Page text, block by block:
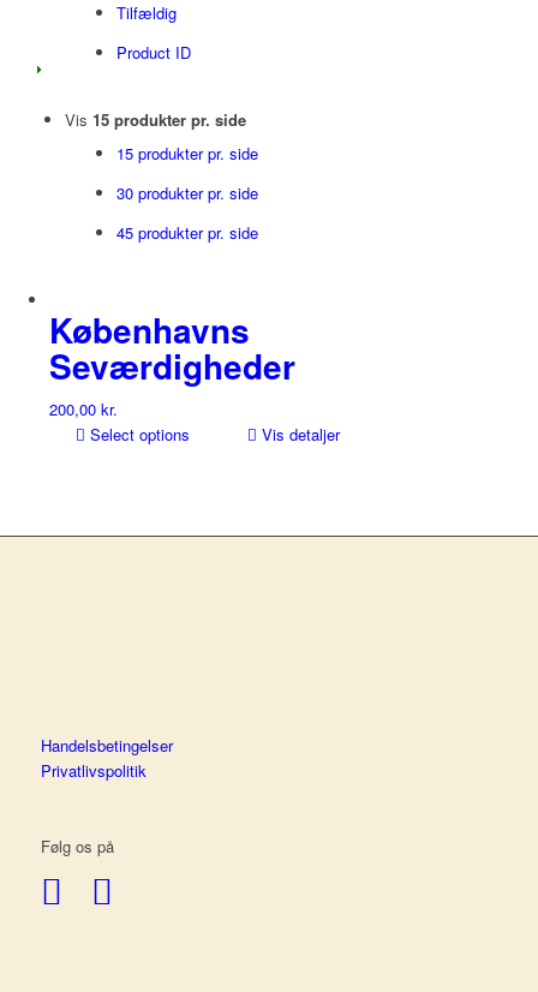
Tilfældig
Product ID
Vis 15 produkter pr. side
15 produkter pr. side
30 produkter pr. side
45 produkter pr. side
Københavns
Seværdigheder
200,00 kr.
Select options
Vis detaljer
Handelsbetingelser
Privatlivspolitik
Følg os på